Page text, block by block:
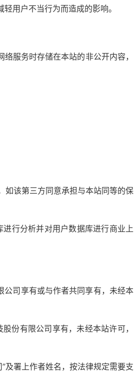
用户不当行为而造成的影响。
服务时存储在本站的非公开内容，
如该第三方同意承担与本站同等的保
行分析并对用户数据库进行商业上
公司享有或与作者共同享有，未经本
份有限公司享有，未经本站许可，
及署上作者姓名，按法律规定需要支